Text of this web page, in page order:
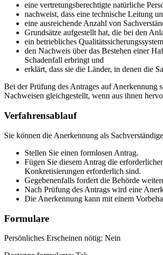
eine vertretungsberechtigte natürliche
nachweist, dass eine technische Leitung
eine ausreichende Anzahl von
Grundsätze aufgestellt hat, die bei den
ein betriebliches
den Nachweis über das Bestehen einer
Schadenfall erbringt und
erklärt, dass sie die Länder, in denen die
Bei der Prüfung des Antrages auf Anerkennung
Nachweisen gleichgestellt, wenn aus ihnen
Verfahrensablauf
Sie können die Anerkennung als
Stellen Sie einen formlosen Antrag.
Fügen Sie diesem Antrag die
Konkretisierungen erforderlich sind.
Gegebenenfalls fordert die Behörde
Nach Prüfung des Antrags wird eine
Die Anerkennung kann mit einem
Formulare
Persönliches Erscheinen nötig: Nein